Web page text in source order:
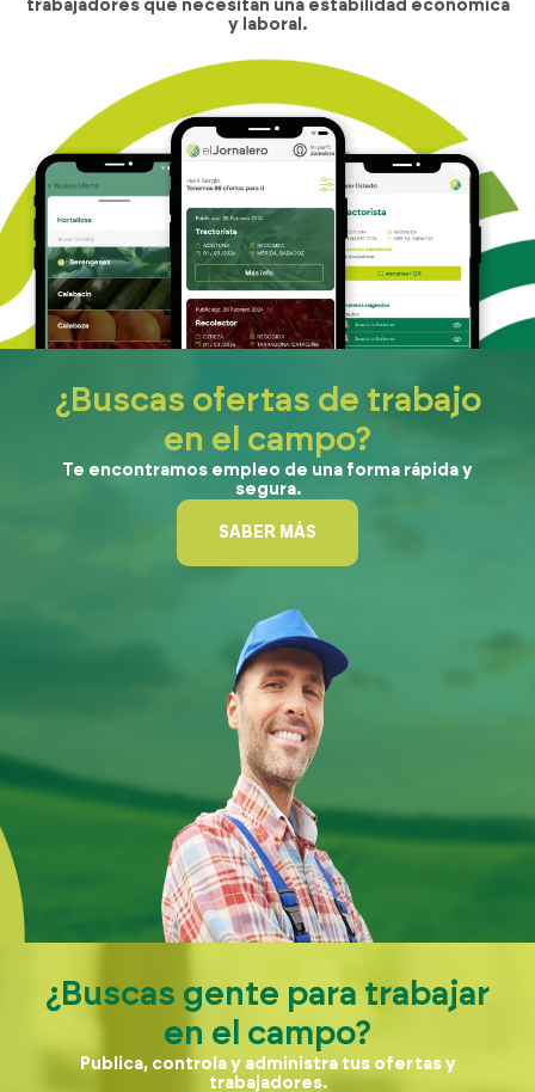
trabajadores que necesitan una estabilidad económica
y laboral.
¿Buscas ofertas de trabajo
en el campo?
Te encontramos empleo de una forma rápida y
segura.
SABER MÁS
¿Buscas gente para trabajar
en el campo?
Publica, controla y administra tus ofertas y
trabajadores.